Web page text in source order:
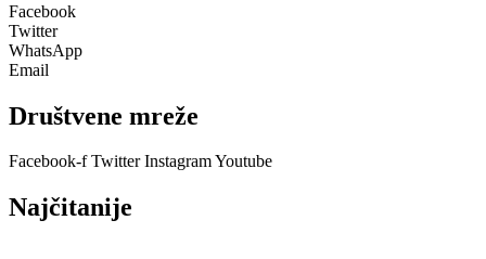
Facebook
Twitter
WhatsApp
Email
Društvene mreže
Facebook-f Twitter InstagramYoutube
Najčitanije